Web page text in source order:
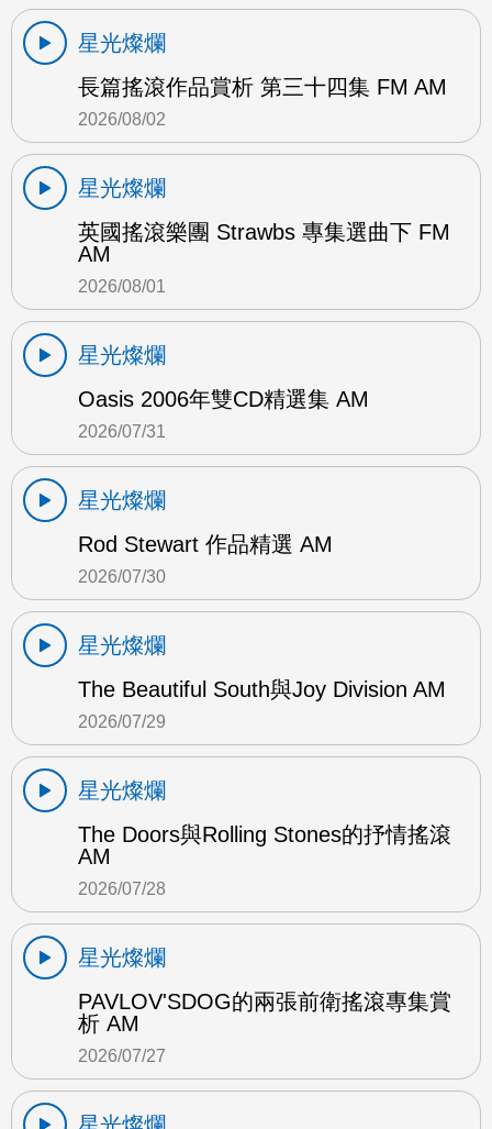
星光燦爛
長篇搖滾作品賞析 第三十四集 FM AM
2026/08/02
星光燦爛
英國搖滾樂團 Strawbs 專集選曲下 FM
AM
2026/08/01
星光燦爛
Oasis 2006年雙CD精選集 AM
2026/07/31
星光燦爛
Rod Stewart 作品精選 AM
2026/07/30
星光燦爛
The Beautiful South與Joy Division AM
2026/07/29
星光燦爛
The Doors與Rolling Stones的抒情搖滾
AM
2026/07/28
星光燦爛
PAVLOV'SDOG的兩張前衛搖滾專集賞
析 AM
2026/07/27